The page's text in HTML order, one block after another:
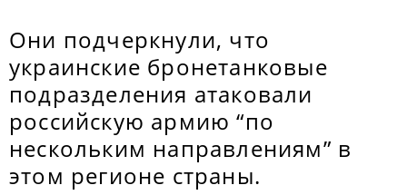
Они подчеркнули, что
украинские бронетанковые
подразделения атаковали
российскую армию “по
нескольким направлениям” в
этом регионе страны.